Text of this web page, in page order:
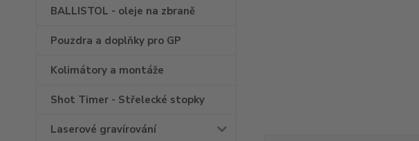
BALLISTOL - oleje na zbraně
Pouzdra a doplňky pro GP
Kolimátory a montáže
Shot Timer - Střelecké stopky
Laserové gravírování